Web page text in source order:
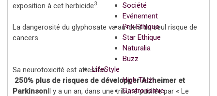
Société
Evénement
Prix Ethique
Star Ethique
Naturalia
Buzz
LifeStyle
High Tech
Gastronomie
exposition à cet herbicide3.
La dangerosité du glyphosate va au-delà du seul risque de
cancers.
Sa neurotoxicité est attestée.
250% plus de risques de développer Alzheimer et
ParkinsonIl y a un an, dans une tribune publiée par « Le